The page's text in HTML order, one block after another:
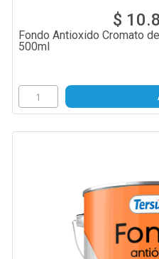
$
Fondo Antioxido Cromato
500ml